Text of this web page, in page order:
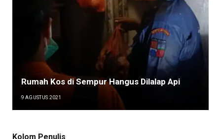
Rumah Kos di Sempur Hangus Dilalap Api
9 AGUSTUS 2021
Kolom Penulis